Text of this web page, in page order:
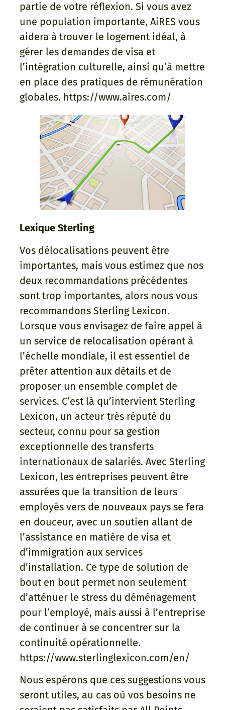
partie de votre réflexion. Si vous avez
une population importante, AiRES vous
aidera à trouver le logement idéal, à
gérer les demandes de visa et
l’intégration culturelle, ainsi qu’à mettre
en place des pratiques de rémunération
globales. https://www.aires.com/
Lexique Sterling
Vos délocalisations peuvent être
importantes, mais vous estimez que nos
deux recommandations précédentes
sont trop importantes, alors nous vous
recommandons Sterling Lexicon.
Lorsque vous envisagez de faire appel à
un service de relocalisation opérant à
l’échelle mondiale, il est essentiel de
prêter attention aux détails et de
proposer un ensemble complet de
services. C’est là qu’intervient Sterling
Lexicon, un acteur très réputé du
secteur, connu pour sa gestion
exceptionnelle des transferts
internationaux de salariés. Avec Sterling
Lexicon, les entreprises peuvent être
assurées que la transition de leurs
employés vers de nouveaux pays se fera
en douceur, avec un soutien allant de
l’assistance en matière de visa et
d’immigration aux services
d’installation. Ce type de solution de
bout en bout permet non seulement
d’atténuer le stress du déménagement
pour l’employé, mais aussi à l’entreprise
de continuer à se concentrer sur la
continuité opérationnelle.
https://www.sterlinglexicon.com/en/
Nous espérons que ces suggestions vous
seront utiles, au cas où vos besoins ne